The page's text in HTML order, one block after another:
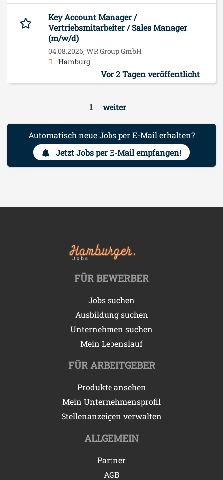
Key Account Manager /
Vertriebsmitarbeiter / Sales Manager
(m/w/d)
04.08.2026, WR Group GmbH
Hamburg
Vor 2 Tagen veröffentlicht
1 weiter
Automatisch neue Jobs per E-Mail erhalten?
Jetzt Jobs per E-Mail empfangen!
FÜR BEWERBER
Jobs suchen
Ausbildung suchen
Unternehmen suchen
Mein Lebenslauf
FÜR ARBEITGEBER
Produkte ansehen
Mein Unternehmensprofil
Stellenanzeigen verwalten
ALLGEMEIN
Partner
AGB